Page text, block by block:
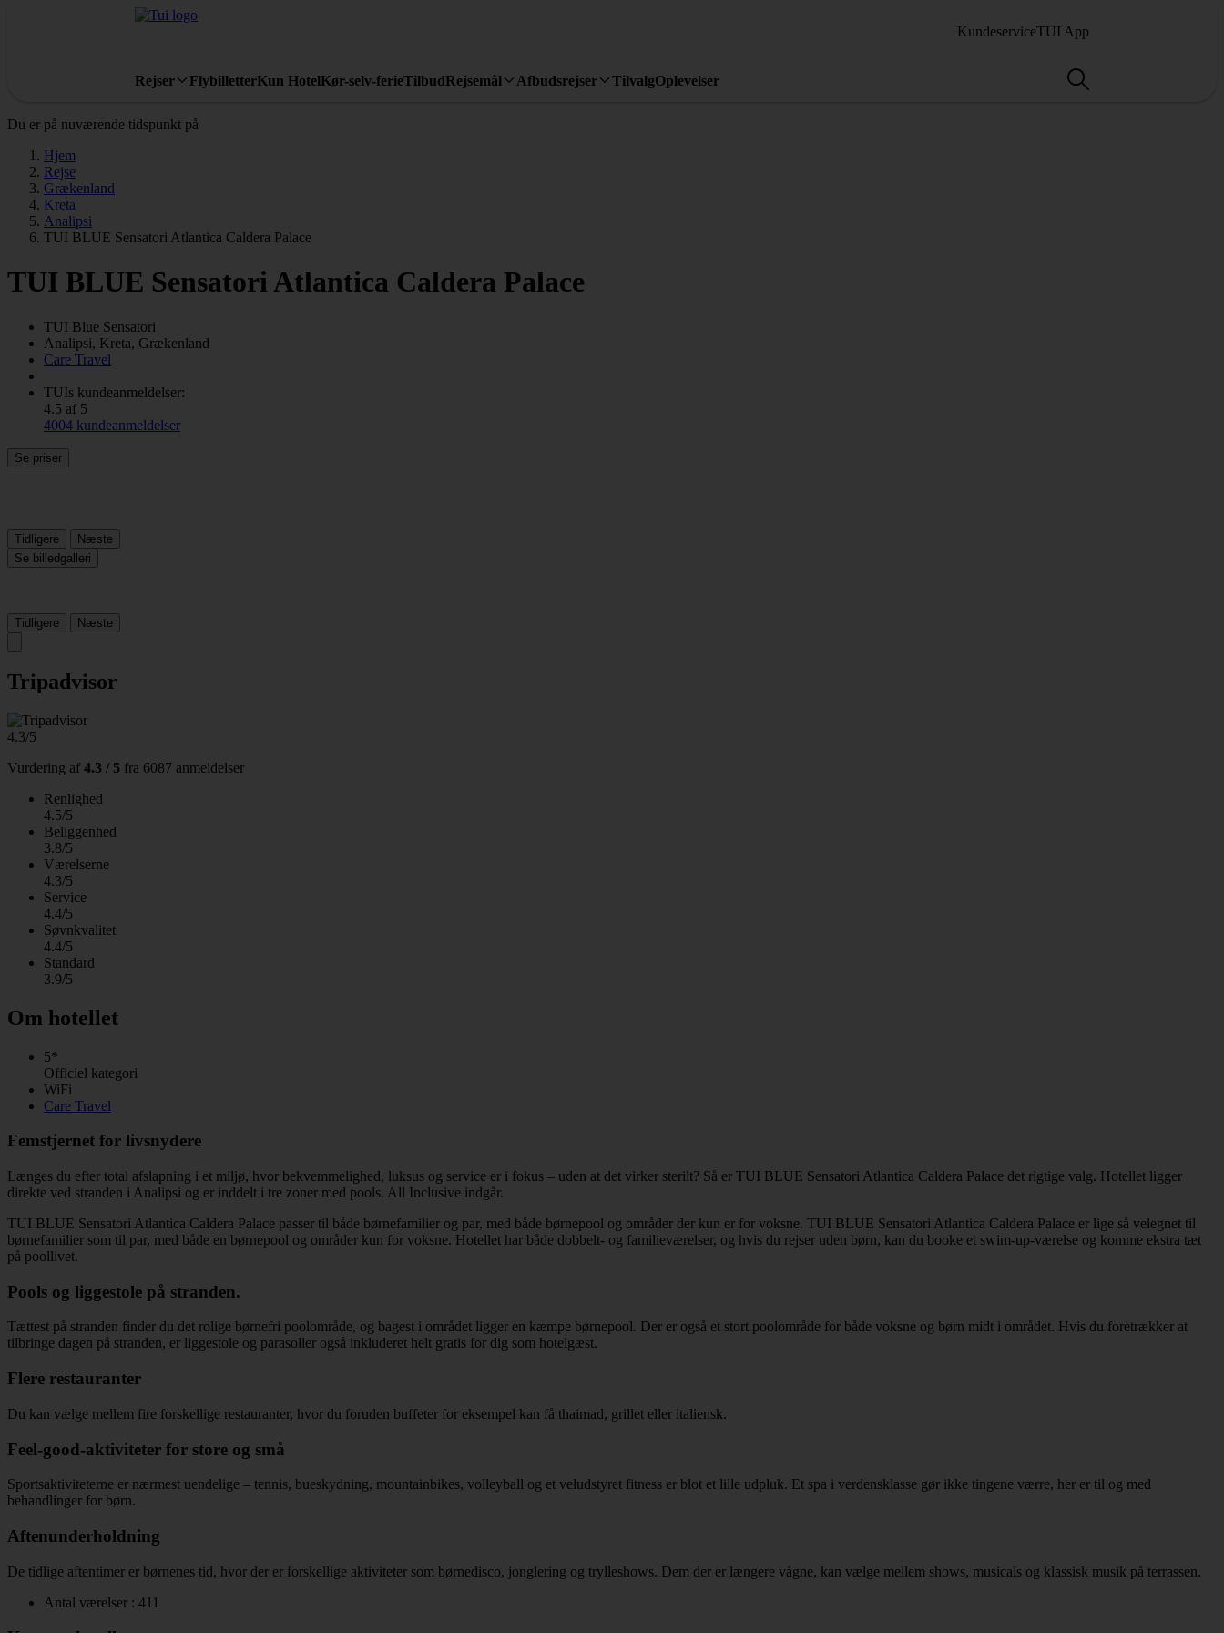
KundeserviceTUI App
Rejser FlybilletterKun HotelKør-selv-ferieTilbudRejsemål Afbudsrejser TilvalgOplevelser
Du er på nuværende tidspunkt på
Hjem
Rejse
Grækenland
Kreta
Analipsi
TUI BLUE Sensatori Atlantica Caldera Palace
TUI BLUE Sensatori Atlantica Caldera Palace
TUI Blue Sensatori
Analipsi, Kreta, Grækenland
Care Travel
TUIs kundeanmeldelser:
4.5 af 5
4004 kundeanmeldelser
Se priser
Tidligere
Næste
Se billedgalleri
Tidligere Næste
Tripadvisor
4.3/5
Vurdering af 4.3 / 5 fra 6087 anmeldelser
Renlighed
4.5/5
Beliggenhed
3.8/5
Værelserne
4.3/5
Service
4.4/5
Søvnkvalitet
4.4/5
Standard
3.9/5
Om hotellet
5*
Officiel kategori
WiFi
Care Travel
Femstjernet for livsnydere
Længes du efter total afslapning i et miljø, hvor bekvemmelighed, luksus og service er i fokus – uden at det virker sterilt? Så er TUI BLUE Sensatori Atlantica Caldera Palace det rigtige valg. Hotellet ligger
direkte ved stranden i Analipsi og er inddelt i tre zoner med pools. All Inclusive indgår.
TUI BLUE Sensatori Atlantica Caldera Palace passer til både børnefamilier og par, med både børnepool og områder der kun er for voksne. TUI BLUE Sensatori Atlantica Caldera Palace er lige så velegnet til
børnefamilier som til par, med både en børnepool og områder kun for voksne. Hotellet har både dobbelt- og familieværelser, og hvis du rejser uden børn, kan du booke et swim-up-værelse og komme ekstra tæt
på poollivet.
Pools og liggestole på stranden.
Tættest på stranden finder du det rolige børnefri poolområde, og bagest i området ligger en kæmpe børnepool. Der er også et stort poolområde for både voksne og børn midt i området. Hvis du foretrækker at
tilbringe dagen på stranden, er liggestole og parasoller også inkluderet helt gratis for dig som hotelgæst.
Flere restauranter
Du kan vælge mellem fire forskellige restauranter, hvor du foruden buffeter for eksempel kan få thaimad, grillet eller italiensk.
Feel-good-aktiviteter for store og små
Sportsaktiviteterne er nærmest uendelige – tennis, bueskydning, mountainbikes, volleyball og et veludstyret fitness er blot et lille udpluk. Et spa i verdensklasse gør ikke tingene værre, her er til og med
behandlinger for børn.
Aftenunderholdning
De tidlige aftentimer er børnenes tid, hvor der er forskellige aktiviteter som børnedisco, jonglering og trylleshows. Dem der er længere vågne, kan vælge mellem shows, musicals og klassisk musik på terrassen.
Antal værelser : 411